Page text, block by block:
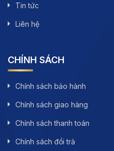
Tin tức
Liên hệ
CHÍNH SÁCH
Chính sách bảo hành
Chính sách giao hàng
Chính sách thanh toán
Chính sách đổi trả